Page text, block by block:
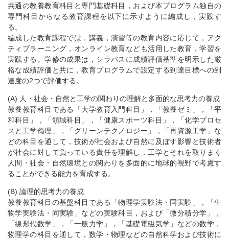
共通の教養教育科目と専門基礎科目，および本プログラム独自の
専門科目からなる教育課程を以下に示すように編成し，実践す
る。
編成した教育課程では，講義，演習等の教育内容に応じて，アク
ティブラーニング，オンライン教育なども活用した教育，学習を
実践する。学修の成果は，シラバスに成績評価基準を明示した厳
格な成績評価と共に，教育プログラムで設定する到達目標への到
達度の2つで評価する。
(A) 人・社会・自然と工学の関わりの理解と多面的な思考力の養成
教養教育科目である「大学教育入門科目」，「教養ゼミ」，「平
和科目」，「領域科目」，「健康スポーツ科目」，「化学プロセ
スと工学倫理」，「グリーンテクノロジー」，「再資源工学」な
どの科目を通して，技術が社会および自然に及ぼす影響と技術者
が社会に対して負っている責任を理解し，工学とそれを取りまく
人間・社会・自然環境との関わりを多面的に地球的視野で考慮す
ることができる能力を育成する。
(B) 論理的思考力の養成
教養教育科目の基盤科目である「物理学実験法・同実験」，「生
物学実験法・同実験」などの実験科目，および「微分積分学」，
「線形代数学」，「一般力学」，「基礎電磁気学」などの数学，
物理学の科目を通して，数学・物理などの自然科学および技術に